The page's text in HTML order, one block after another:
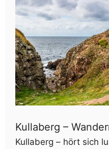
Kullaberg –
Kullaberg – hört sich